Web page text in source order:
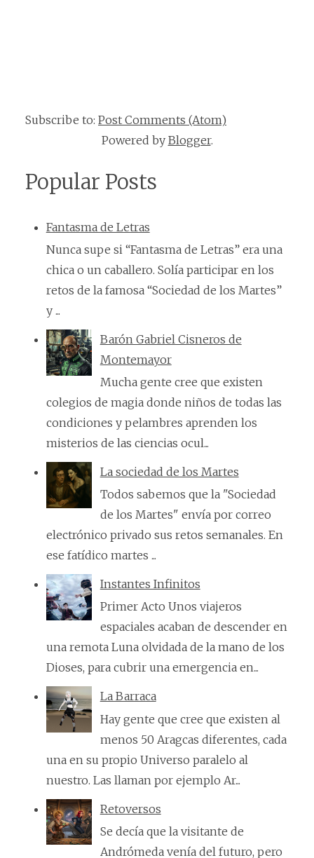
Subscribe to: Post Comments (Atom)
Powered by Blogger.
Popular Posts
Fantasma de Letras
Nunca supe si “Fantasma de Letras” era una
chica o un caballero. Solía participar en los
retos de la famosa “Sociedad de los Martes”
y ...
Barón Gabriel Cisneros de
Montemayor
Mucha gente cree que existen
colegios de magia donde niños de todas las
condiciones y pelambres aprenden los
misterios de las ciencias ocul...
La sociedad de los Martes
Todos sabemos que la "Sociedad
de los Martes" envía por correo
electrónico privado sus retos semanales. En
ese fatídico martes ...
Instantes Infinitos
Primer Acto Unos viajeros
espaciales acaban de descender en
una remota Luna olvidada de la mano de los
Dioses, para cubrir una emergencia en...
La Barraca
Hay gente que cree que existen al
menos 50 Aragcas diferentes, cada
una en su propio Universo paralelo al
nuestro. Las llaman por ejemplo Ar...
Retoversos
Se decía que la visitante de
Andrómeda venía del futuro, pero